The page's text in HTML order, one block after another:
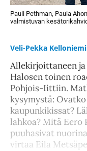
Pauli Pethman, Paula
valmistuvan
Veli-Pekka Kelloniemi
Allekirjoittaneen
Halosen toinen
Pohjois-Iittiin.
kysymystä:
kaupunkikissat?
lahkoa? Mitä Eero
puuhasivat
virtaa Eila